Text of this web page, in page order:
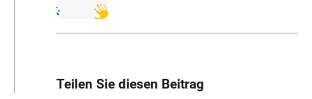
Teilen Sie diesen Beitrag